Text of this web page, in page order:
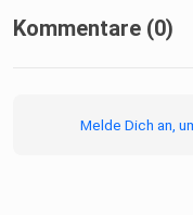
Kommentare (0)
Melde Dich an,